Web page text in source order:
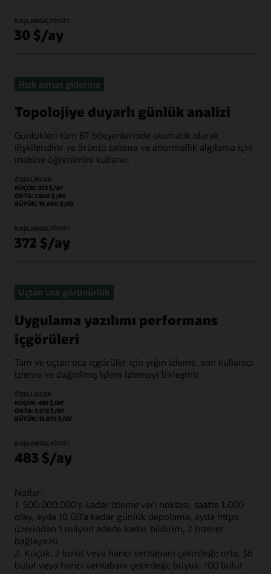
BAŞLANGIÇ FIYATI
30 $/ay
Hızlı sorun giderme
Topolojiye duyarlı günlük analizi
Günlükleri tüm BT bileşenlerinde otomatik olarak
ilişkilendirir ve örüntü tanıma ve anormallik algılama için
makine öğrenimini kullanır.
ÖZELLIKLER
KÜÇÜK: 372 $/AY
ORTA: 1.860 $/AY
BÜYÜK: 18.600 $/AY
BAŞLANGIÇ FIYATI
372 $/ay
Uçtan uca görünürlük
Uygulama yazılımı performans
içgörüleri
Tam ve uçtan uca içgörüler için yığın izleme, son kullanıcı
izleme ve dağıtılmış işlem izlemeyi birleştirir.
ÖZELLIKLER
KÜÇÜK: 483 $/AY
ORTA: 3.013 $/AY
BÜYÜK: 13.875 $/AY
BAŞLANGIÇ FIYATI
483 $/ay
Notlar:
1. 500.000.000'e kadar izleme veri noktası, saatte 1.000
olay, ayda 10 GB'a kadar günlük depolama, ayda https
üzerinden 1 milyon adede kadar bildirim, 2 hizmet
bağlayıcısı.
2. Küçük, 2 bulut veya harici veritabanı çekirdeği; orta, 36
bulut veya harici veritabanı çekirdeği; büyük, 100 bulut